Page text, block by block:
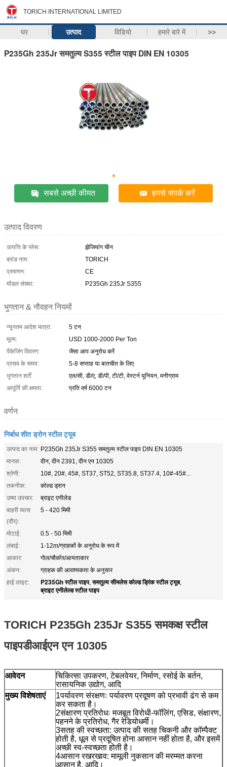
TORICH INTERNATIONAL LIMITED
घर उत्पाद विडियो हमारे बारे में >>
P235Gh 235Jr समतुल्य S355 स्टील पाइप DIN EN 10305
सबसे अच्छी कीमत हमसे संपर्क करें
उत्पाद विवरण
उत्पत्ति के प्लेस:
झेजियांग चीन
ब्रांड नाम:
TORICH
प्रमाणन:
CE
मॉडल संख्या:
P235Gh 235Jr S355
भुगतान & नौवहन नियमों
न्यूनतम आदेश मात्रा:
5 टन
मूल्य:
USD 1000-2000 Per Ton
पैकेजिंग विवरण:
जैसा आप अनुरोध करें
प्रसव के समय:
5-8 सप्ताह या बातचीत के लिए
भुगतान शर्तें:
एल/सी, डी/ए, डी/पी, टी/टी, वेस्टर्न यूनियन, मनीग्राम
आपूर्ति की क्षमता:
प्रति वर्ष 6000 टन
वर्णन
निर्बाध शीत ड्रोन स्टील ट्यूब
उत्पाद का नाम: P235Gh 235Jr S355 समतुल्य स्टील पाइप DIN EN 10305
मानक:
दीन, दीन 2391, दीन एन 10305
श्रेणी:
10#, 20#, 45#, ST37, ST52, ST35.8, ST37.4, 10#-45#...
तकनीक:
कोल्ड ड्रान
उष्मा उपचार:
ब्राइट एनीलेड
बाहरी व्यास
(दौर):
5 - 420 मिमी
मोटाई:
0.5 - 50 मिमी
लंबाई:
1-12m/ग्राहकों के अनुरोध के रूप में
आकार:
गोल/चौकोर/आयताकार
अंकन:
ग्राहक की आवश्यकता के अनुसार
हाई लाइट:
P235Gh स्टील पाइप,समतुल्य सीमलेस कोल्ड ड्रिंक स्टील ट्यूब,
ब्राइट एनीलेल्ड स्टील पाइप
TORICH P235Gh 235Jr S355 समकक्ष स्टील
पाइपडीआईएन एन 10305
आवेदन
चिकित्सा उपकरण, टेबलवेयर, निर्माण, रसोई के बर्तन,
रासायनिक उद्योग, आदि
मुख्य विशेषताएं
1पर्यावरण संरक्षणः पर्यावरण प्रदूषण को प्रभावी ढंग से कम
कर सकता है।
2संक्षारण प्रतिरोधः मजबूत विरोधी-फॉलिंग, एसिड, संक्षारण,
पहनने के प्रतिरोध, गैर रेडियोधर्मी।
3सतह की स्वच्छता: उत्पाद की सतह चिकनी और कॉम्पैक्ट
होती है, धूल से प्रदूषित होना आसान नहीं होता है, और इसमें
अच्छी स्व-स्वच्छता होती है।
4आसान रखरखाव: मामूली नुकसान की मरम्मत करना
आसान है, आदि।